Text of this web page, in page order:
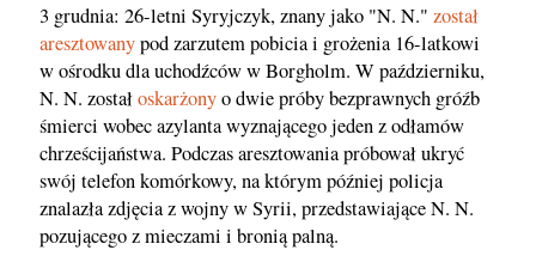
3 grudnia: 26-letni Syryjczyk, znany jako "N. N." został
aresztowanypod zarzutem pobicia i grożenia 16-latkowi
w ośrodku dla uchodźców w Borgholm. W październiku,
N. N. zostałoskarżonyo dwie próby bezprawnych gróźb
śmierci wobec azylanta wyznającego jeden z odłamów
chrześcijaństwa. Podczas aresztowania próbował ukryć
swój telefon komórkowy, na którym później policja
znalazła zdjęcia z wojny w Syrii, przedstawiające N. N.
pozującego z mieczami i bronią palną.